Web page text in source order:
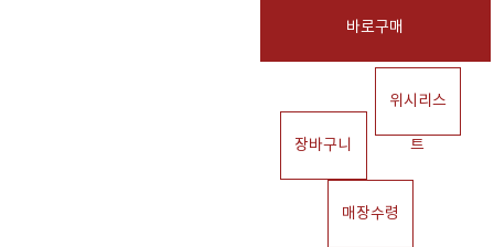
바로구매
장바구니
위시리스
트
매장수령